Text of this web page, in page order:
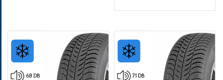
68 DB 71 DB